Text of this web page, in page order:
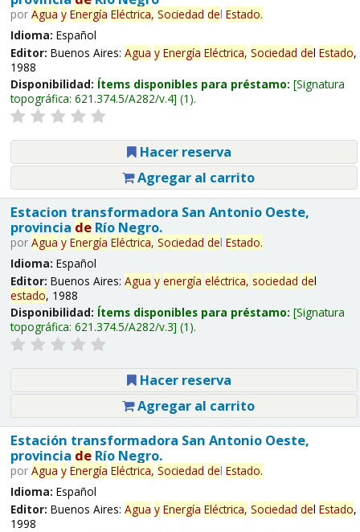
por Agua y Energía Eléctrica, Sociedad del Estado.
Idioma: Español
Editor: Buenos Aires: Agua y Energía Eléctrica, Sociedad del Estado,
1988
Disponibilidad: Ítems disponibles para préstamo: Signatura
topográfica: 621.374.5/A282/v.4 (1).
Hacer reserva
Agregar al carrito
Estacion transformadora San Antonio Oeste,
provincia deRío Negro.
por Agua y Energía Eléctrica, Sociedad del Estado.
Idioma: Español
Editor: Buenos Aires: Agua y energía eléctrica, sociedad del
estado, 1988
Disponibilidad: Ítems disponibles para préstamo: Signatura
topográfica: 621.374.5/A282/v.3 (1).
Hacer reserva
Agregar al carrito
Estación transformadora San Antonio Oeste,
provincia deRío Negro.
por Agua y Energía Eléctrica, Sociedad del Estado.
Idioma: Español
Editor: Buenos Aires: Agua y Energía Eléctrica, Sociedad del Estado,
1998